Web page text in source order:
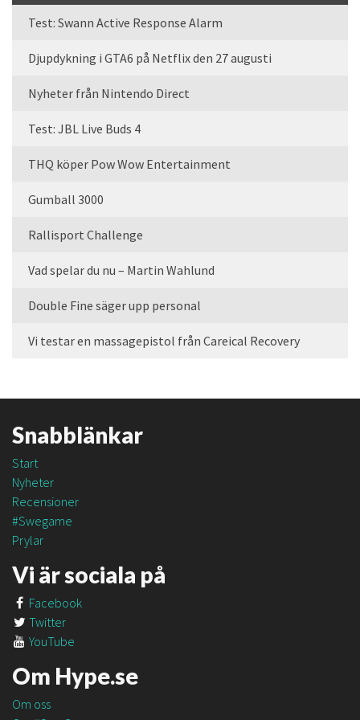
Test: Swann Active Response Alarm
Djupdykning i GTA6 på Netflix den 27 augusti
Nyheter från Nintendo Direct
Test: JBL Live Buds 4
THQ köper Pow Wow Entertainment
Gumball 3000
Rallisport Challenge
Vad spelar du nu – Martin Wahlund
Double Fine säger upp personal
Vi testar en massagepistol från Careical Recovery
Snabblänkar
Start
Nyheter
Recensioner
#Swegame
Prylar
Vi är sociala på
Facebook
Twitter
YouTube
Om Hype.se
Om oss